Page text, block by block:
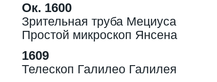
Ок. 1600
Зрительная труба Мециуса
Простой микроскоп Янсена
1609
Телескоп Галилео Галилея